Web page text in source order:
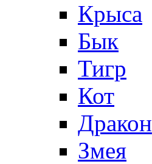
Крыса
Бык
Тигр
Кот
Дракон
Змея